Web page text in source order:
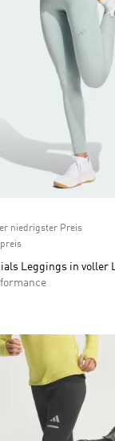
niedrigster Preis
Leggings in voller
hinzufügen